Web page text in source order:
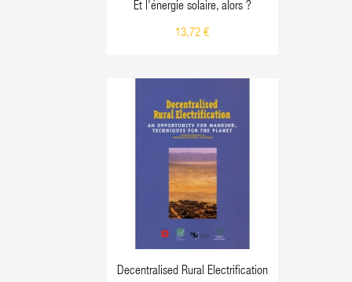
Et l'énergie solaire, alors ?
13,72 €
Decentralised Rural Electrification